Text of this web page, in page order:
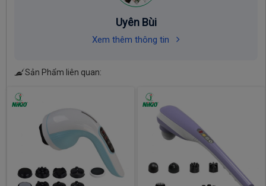
Uyên Bùi
Xem thêm thông tin
Sản Phẩm liên quan: